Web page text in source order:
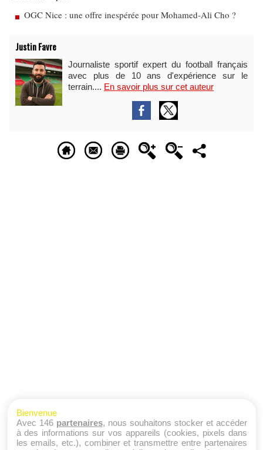
OGC Nice : une offre inespérée pour Mohamed-Ali Cho ?
Justin Favre
Journaliste sportif expert du football français
avec plus de 10 ans d'expérience sur le
terrain.... En savoir plus sur cet auteur
Bienvenue
Avec 146 partenaires, nous souhaitons stocker et accéder
à des informations sur vos appareils (cookies, pixels dans
les emails, etc.), combiner et transmettre entre partenaires